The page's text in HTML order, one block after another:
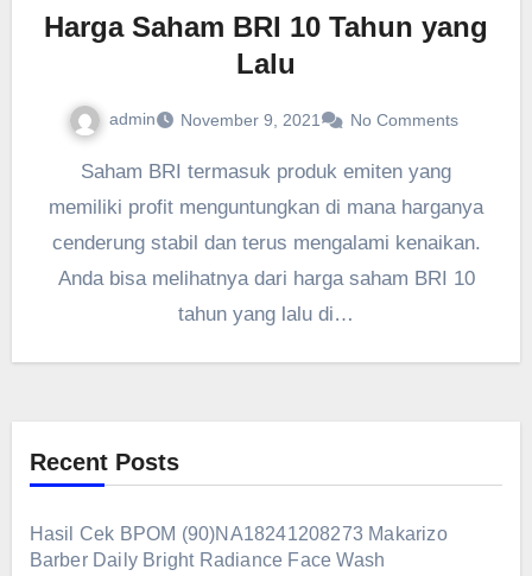
Harga Saham BRI 10 Tahun yang
Lalu
admin November 9, 2021 No Comments
Saham BRI termasuk produk emiten yang
memiliki profit menguntungkan di mana harganya
cenderung stabil dan terus mengalami kenaikan.
Anda bisa melihatnya dari harga saham BRI 10
tahun yang lalu di…
Recent Posts
Hasil Cek BPOM (90)NA18241208273 Makarizo
Barber Daily Bright Radiance Face Wash